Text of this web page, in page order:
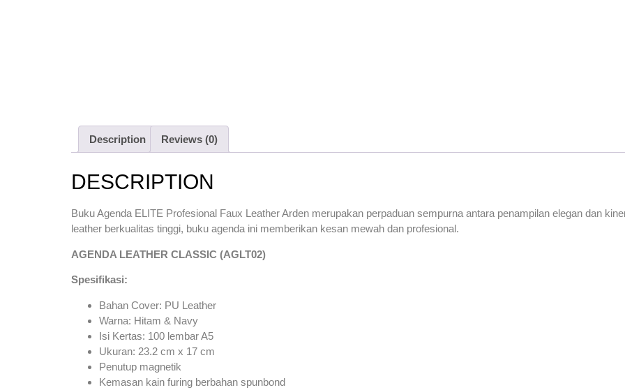
Description Reviews (0)
DESCRIPTION
Buku Agenda ELITE Profesional Faux Leather Arden merupakan perpaduan sempurna antara penampilan elegan dan
leather berkualitas tinggi, buku agenda ini memberikan kesan mewah dan profesional.
AGENDA LEATHER CLASSIC (AGLT02)
Spesifikasi:
Bahan Cover: PU Leather
Warna: Hitam & Navy
Isi Kertas: 100 lembar A5
Ukuran: 23.2 cm x 17 cm
Penutup magnetik
Kemasan kain furing berbahan spunbond